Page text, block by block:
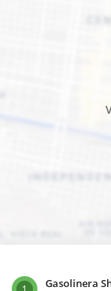
Gasolinera